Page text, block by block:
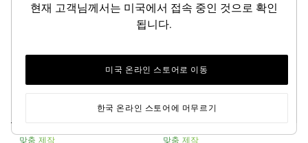
맞춤 제작 맞춤 제작
현재 고객님께서는 미국에서 접속 중인 것으로 확인
됩니다.
미국 온라인 스토어로 이동
한국 온라인 스토어에 머무르기